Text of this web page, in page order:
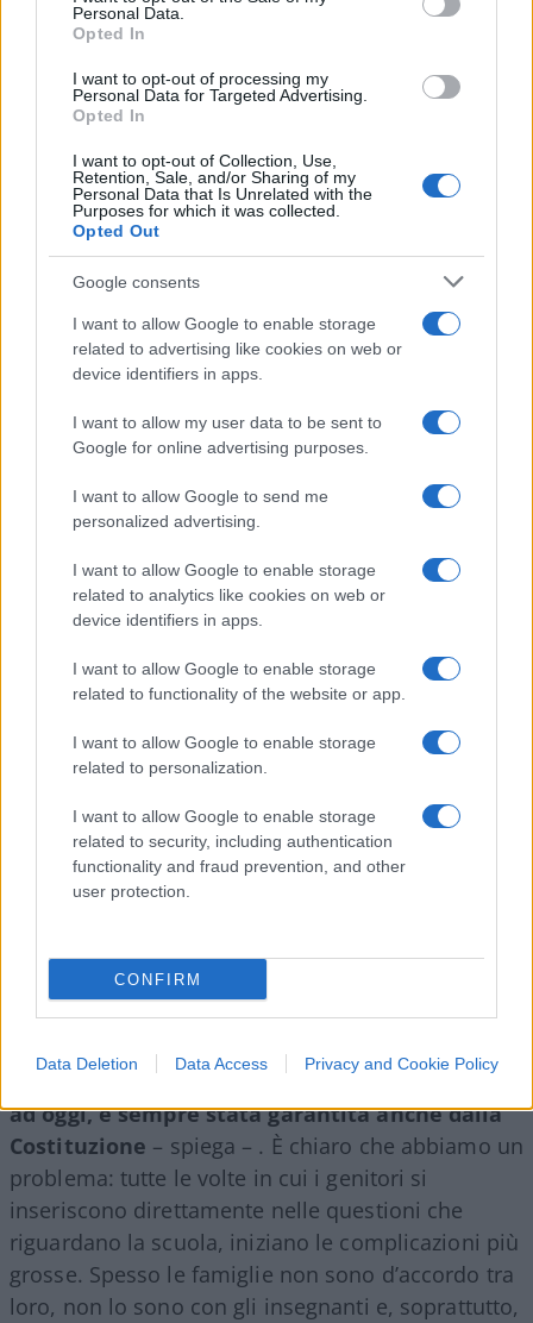
Personal Data.
Opted In
I want to opt-out of processing my
Personal Data for Targeted Advertising.
Opted In
I want to opt-out of Collection, Use,
Retention, Sale, and/or Sharing of my
Personal Data that Is Unrelated with the
Purposes for which it was collected.
Opted Out
Google consents
I want to allow Google to enable storage
related to advertising like cookies on web or
device identifiers in apps.
I want to allow my user data to be sent to
Google for online advertising purposes.
I want to allow Google to send me
personalized advertising.
I want to allow Google to enable storage
related to analytics like cookies on web or
device identifiers in apps.
I want to allow Google to enable storage
related to functionality of the website or app.
I want to allow Google to enable storage
related to personalization.
I want to allow Google to enable storage
related to security, including authentication
functionality and fraud prevention, and other
user protection.
CONFIRM
Data Deletion Data Access Privacy and Cookie Policy
Ma Giovanati fa un passo ulteriore: “Non
stanza è il fatto che molti di questi temi
riguardano l’omotransfobia e l’educazione alla
sessualità, e spesso fanno parte di
un’ideologia. Io sono per la libertà di
educazione
cattolica e ho lottato per questa libertà perché
penso che se una persona vuole educare i propri
la propria scelta. Ma non si può obbligare la
scuola statale a diventare il luogo in cui viene
imposta un’ideologia. Se si vogliono fare scuole
con determinati insegnamenti, le si faccia, e qui si
apre la questione della parità scolastica affinché
ciascuno possa scegliere la scuola migliore per i
propri figli. Maintrodurre in modo subdolo
alcune ideologie sulla sessualità è pericoloso.
Al di là dei problemi che vediamo nei ragazzi oggi,
attorno a loro siano effettivamente presenti e
facciano gli adulti”.
Secondo ladirigente scolastica Maria Vittoria
burocratizzare la didattica e di minare la libertà
d’insegnamento: “Sicuramente una decisione
del genere non facilita il lavoro di nessuno.
Soprattutto, impedisce ai docenti di operare
secondo quella libertà di insegnamento che,
ad oggi, è sempre stata garantita anche dalla
Costituzione – spiega – . È chiaro che abbiamo un
problema: tutte le volte in cui i genitori si
inseriscono direttamente nelle questioni che
riguardano la scuola, iniziano le complicazioni più
grosse. Spesso le famiglie non sono d’accordo tra
loro, non lo sono con gli insegnanti e, soprattutto,